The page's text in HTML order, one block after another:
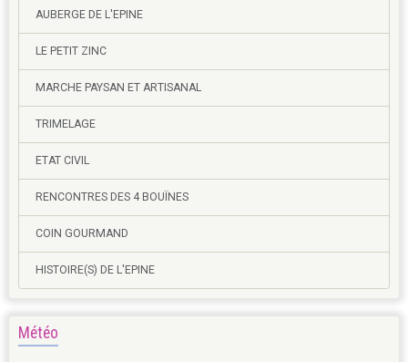
AUBERGE DE L'EPINE
LE PETIT ZINC
MARCHE PAYSAN ET ARTISANAL
TRIMELAGE
ETAT CIVIL
RENCONTRES DES 4 BOUÏNES
COIN GOURMAND
HISTOIRE(S) DE L'EPINE
Météo